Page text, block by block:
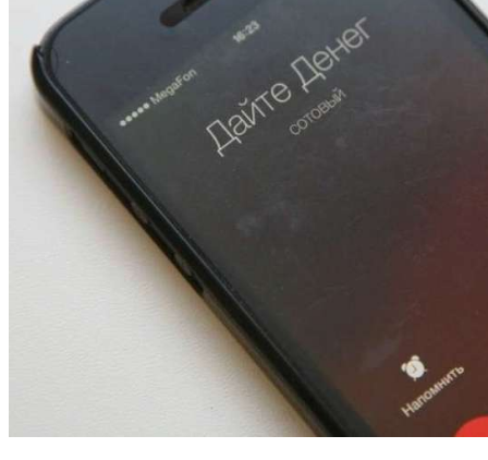
Волгоградские вузы в топе зарплатного
рейтинга: ВолгГТУ и ВолгГМУ вошли в топ‑15
для химической отрасли и фармацевтики
18:39
В Красноармейском районе Волгограда стартует
конкурс на ремонт моста через Волго‑Донской
судоходный канал
Фестиваль #ТриЧетыре в Волгограде пройдёт
11–13 сентября в рамках Года единства народов